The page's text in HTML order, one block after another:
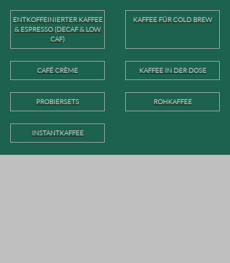
ENTKOFFEINIERTER KAFFEE
& ESPRESSO (DECAF & LOW
CAF)
KAFFEE FÜR COLD BREW
CAFÉ CRÈME KAFFEE IN DER DOSE
PROBIERSETS ROHKAFFEE
INSTANTKAFFEE